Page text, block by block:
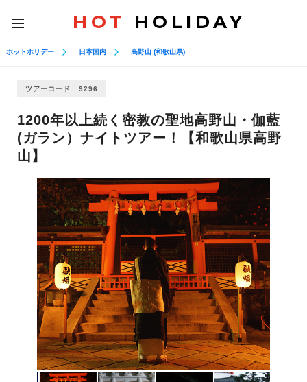
toggle
navigation
HOT HOLIDAY
ホットホリデー 日本国内 高野山 (和歌山県)
ツアーコード : 9296
1200年以上続く密教の聖地高野山・伽藍
(ガラン）ナイトツアー！【和歌山県高野
山】